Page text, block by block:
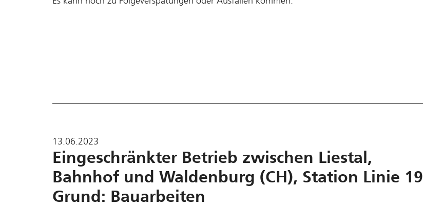
13.06.2023
Eingeschränkter Betrieb zwischen Liestal,
Bahnhof und Waldenburg (CH), Station Linie 19
Grund: Bauarbeiten